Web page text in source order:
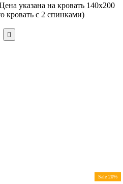
указана на кровать 140х200
кровать с 2 спинками)
Sale 20%